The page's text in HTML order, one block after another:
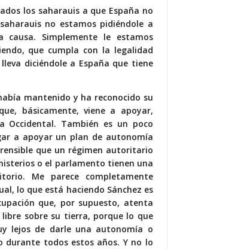
los saharauis a que España no
no estamos pidiéndole a
Simplemente le estamos
que cumpla con la legalidad
diciéndole a España que tiene
mantenido y ha reconocido su
básicamente, viene a apoyar,
Occidental. También es un poco
a apoyar un plan de autonomía
que un régimen autoritario
o el parlamento tienen una
Me parece completamente
lo que está haciendo Sánchez es
que, por supuesto, atenta
sobre su tierra, porque lo que
lejos de darle una autonomía o
durante todos estos años. Y no lo